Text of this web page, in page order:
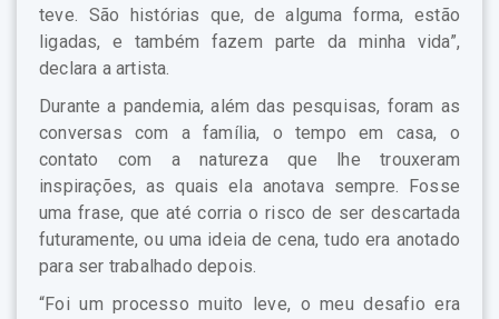
teve. São histórias que, de alguma forma, estão
ligadas, e também fazem parte da minha vida”,
declara a artista.
Durante a pandemia, além das pesquisas, foram as
conversas com a família, o tempo em casa, o
contato com a natureza que lhe trouxeram
inspirações, as quais ela anotava sempre. Fosse
uma frase, que até corria o risco de ser descartada
futuramente, ou uma ideia de cena, tudo era anotado
para ser trabalhado depois.
“Foi um processo muito leve, o meu desafio era